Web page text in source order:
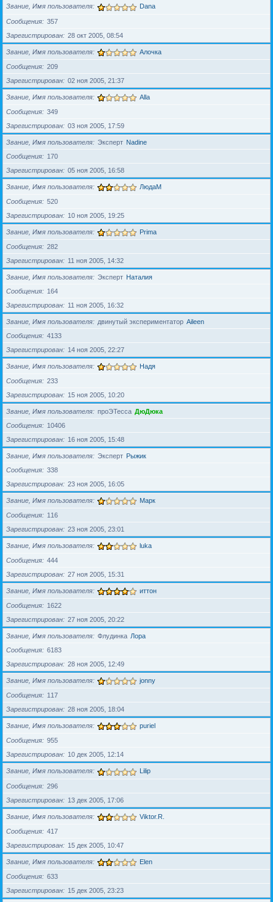
Звание, Имя пользователя Dana
Сообщения
357
Зарегистрирован
28 окт 2005, 08:54
Звание, Имя пользователя Алочка
Сообщения
209
Зарегистрирован
02 ноя 2005, 21:37
Звание, Имя пользователя Alla
Сообщения
349
Зарегистрирован
03 ноя 2005, 17:59
Звание, Имя пользователя Эксперт Nadine
Сообщения
170
Зарегистрирован
05 ноя 2005, 16:58
Звание, Имя пользователя ЛюдаМ
Сообщения
520
Зарегистрирован
10 ноя 2005, 19:25
Звание, Имя пользователя Prima
Сообщения
282
Зарегистрирован
11 ноя 2005, 14:32
Звание, Имя пользователя Эксперт Наталия
Сообщения
164
Зарегистрирован
11 ноя 2005, 16:32
Звание, Имя пользователя двинутый экспериментатор Aileen
Сообщения
4133
Зарегистрирован
14 ноя 2005, 22:27
Звание, Имя пользователя Надя
Сообщения
233
Зарегистрирован
15 ноя 2005, 10:20
Звание, Имя пользователя проЭТесса ДюДюка
Сообщения
10406
Зарегистрирован
16 ноя 2005, 15:48
Звание, Имя пользователя Эксперт Рыжик
Сообщения
338
Зарегистрирован
23 ноя 2005, 16:05
Звание, Имя пользователя Марк
Сообщения
116
Зарегистрирован
23 ноя 2005, 23:01
Звание, Имя пользователя luka
Сообщения
444
Зарегистрирован
27 ноя 2005, 15:31
Звание, Имя пользователя иттон
Сообщения
1622
Зарегистрирован
27 ноя 2005, 20:22
Звание, Имя пользователя Флудинка Лора
Сообщения
6183
Зарегистрирован
28 ноя 2005, 12:49
Звание, Имя пользователя jonny
Сообщения
117
Зарегистрирован
28 ноя 2005, 18:04
Звание, Имя пользователя puriel
Сообщения
955
Зарегистрирован
10 дек 2005, 12:14
Звание, Имя пользователя Lilip
Сообщения
296
Зарегистрирован
13 дек 2005, 17:06
Звание, Имя пользователя Viktor.R.
Сообщения
417
Зарегистрирован
15 дек 2005, 10:47
Звание, Имя пользователя Elen
Сообщения
633
Зарегистрирован
15 дек 2005, 23:23